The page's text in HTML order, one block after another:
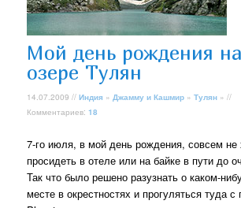
Мой день рождения на
озере Тулян
14.07.2009 //Индия » Джамму и Кашмир »Тулян » //
Комментариев:18
7-го июля, в мой день рождения, совсем не
просидеть в отеле или на байке в пути до
Так что было решено разузнать о каком-
месте в окрестностях и прогуляться туда с